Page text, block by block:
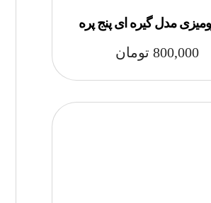
مدل گیره ای پنج پره
800,000 تومان